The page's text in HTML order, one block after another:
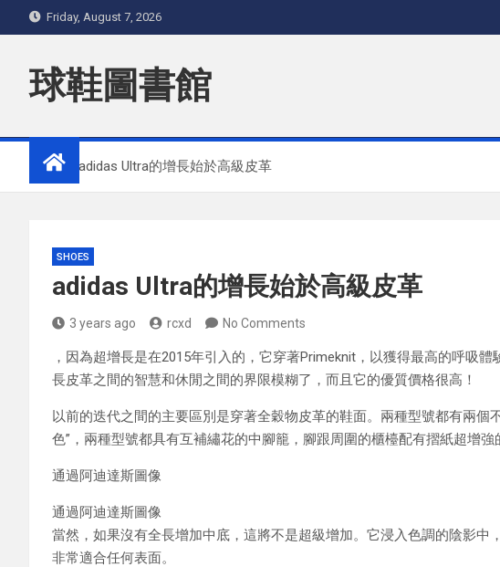
to
Friday, August 7, 2026
球鞋圖書館
Home adidas Ultra的增長始於高級皮革
SHOES
adidas Ultra的增長始於高級皮革
3 years ago rcxd No Comments
，因為超增長是在2015年引入的，它穿著Primeknit，以獲得最高的呼吸
長皮革之間的智慧和休閒之間的界限模糊了，而且它的優質價格很高！
以前的迭代之間的主要區別是穿著全穀物皮革的鞋面。兩種型號都有兩個
色”，兩種型號都具有互補繡花的中腳籠，腳跟周圍的櫃檯配有摺紙超增強
通過阿迪達斯圖像
通過阿迪達斯圖像
當然，如果沒有全長增加中底，這將不是超級增加。它浸入色調的陰影中
非常適合任何表面。